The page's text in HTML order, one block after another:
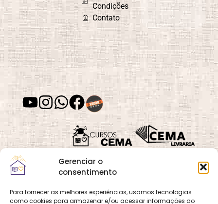
Gerenciar o
consentimento
Para fornecer as melhores experiências, usamos tecnologias
como cookies para armazenar e/ou acessar informações do
Condições
Contato